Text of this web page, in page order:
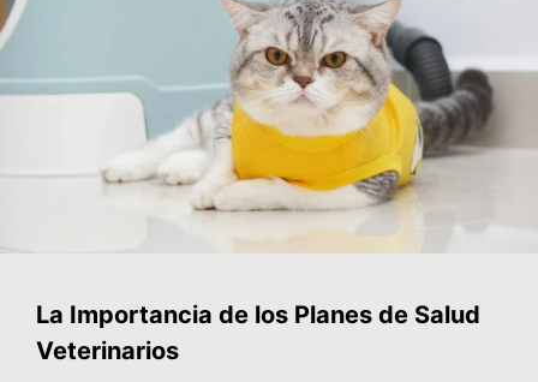
La Importancia de los Planes de Salud
Veterinarios